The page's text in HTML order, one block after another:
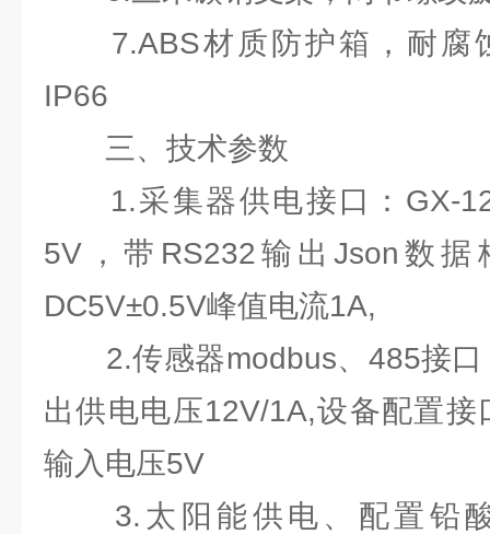
7.ABS材质防护箱，耐腐
IP66
三、技术参数
1.采集器供电接口：GX-
5V，带RS232输出Json数
DC5V±0.5V峰值电流1A,
2.传感器modbus、485接口
出供电电压12V/1A,设备配置接
输入电压5V
3.太阳能供电、配置铅酸